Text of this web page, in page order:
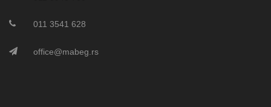
011 3541 628
office@mabeg.rs